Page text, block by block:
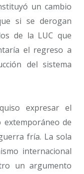
un cambio
si se derogan
de la LUC que
el regreso a
del sistema
expresar el
de
fría. La sola
internacional
un argumento